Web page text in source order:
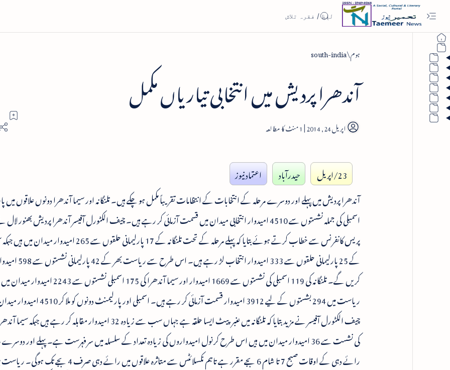
ہوم south-india
آندھرا پردیش میں انتخابی تیاریاں مکمل
1
23/اپریل حیدرآباد
اعتماد نیوز
آندھرا پردیش میں پہلے اور دوسرے مرحلہ کے انتخابات کے انتظامات تقریباً مکمل ہو چکے ہیں۔ تلنگانہ اور سیما آندھرا دونوں علاقوں میں
اسمبلی کی جملہ نشستوں سے 4510 امیدوار انتخابی میدان میں قسمت آزمائی کر رہے ہیں۔ چیف الکٹورل آفیسر آندھرا پردیش
پریس کانفرنس سے خطاب کرتے ہوئے بتایا کہ پہلے مرحلہ کے تحت تلنگانہ کے 17 پارلیمانی حلقوں سے
کے 25 پارلیمانی حلقوں سے 333 امیدوار
کریں گے۔ تلنگانہ کی 119 اسمبلی کی نشستوں سے 1669 امیدوار اور سیما آندھرا کی 175
ریاست میں 294 بشستوں کے لیے 3912 امیدوار قسمت آزمائی کر رہے ہیں۔ اسمبلی اور پارلیمنٹ دونوں کو ملا کر 4510 امیدوار میدان میں ہیں۔
چیف الکٹورل آفیسر نے مزید بتایا کہ تلنگانہ میں عنبرپیٹ ایسا حلقہ ہے جہاں سب سے زیادہ 32 امیدوار مقابلہ
کی نشست سے 36 امیدوار میدان میں ہیں اس طرح کرنول امیدواروں کی زیادہ تعداد کے سلسلہ میں سرفہرست ہے۔ پہلے اور دوسرے
رائے دہی کے اوقات صبح 7 تا شام 6 بجے مقرر ہے تاہم نکسلائٹس سے متاثرہ علاقوں میں رائے دہی صرف 4